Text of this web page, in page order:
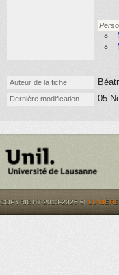
Auteur de la fiche
Dernière modification 05
COPYRIGHT 2013-2026 ©